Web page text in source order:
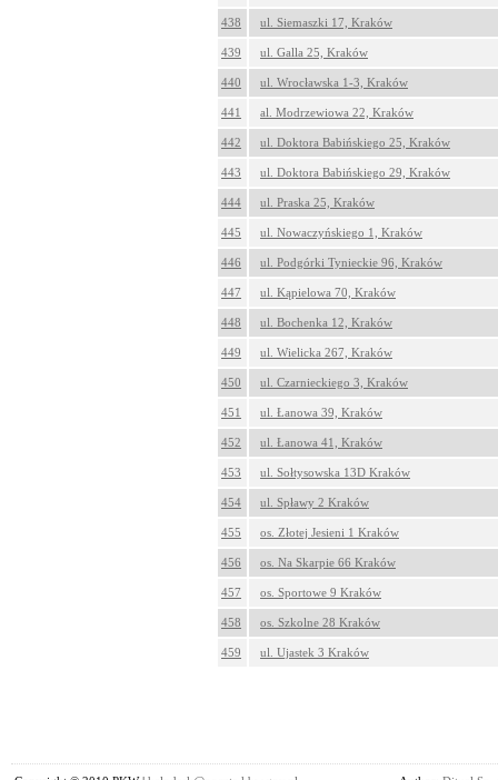
438 ul. Siemaszki 17, Kraków
439 ul. Galla 25, Kraków
440 ul. Wrocławska 1-3, Kraków
441 al. Modrzewiowa 22, Kraków
442 ul. Doktora Babińskiego 25, Kraków
443 ul. Doktora Babińskiego 29, Kraków
444 ul. Praska 25, Kraków
445 ul. Nowaczyńskiego 1, Kraków
446 ul. Podgórki Tynieckie 96, Kraków
447 ul. Kąpielowa 70, Kraków
448 ul. Bochenka 12, Kraków
449 ul. Wielicka 267, Kraków
450 ul. Czarnieckiego 3, Kraków
451 ul. Łanowa 39, Kraków
452 ul. Łanowa 41, Kraków
453 ul. Sołtysowska 13D Kraków
454 ul. Spławy 2 Kraków
455 os. Złotej Jesieni 1 Kraków
456 os. Na Skarpie 66 Kraków
457 os. Sportowe 9 Kraków
458 os. Szkolne 28 Kraków
459 ul. Ujastek 3 Kraków